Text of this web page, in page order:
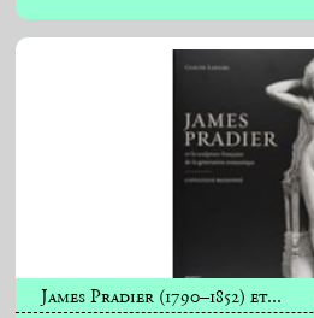
James Pradier (1790–1852) et...